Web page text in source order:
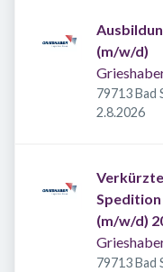
(m/w/d)
79713 Bad
2.8.2026
(m/w/d)
79713 Bad